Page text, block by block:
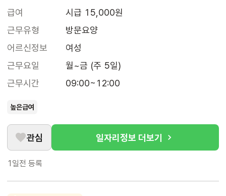
급여
시급 15,000원
근무유형
방문요양
어르신정보
여성
근무요일
월~금 (주 5일)
근무시간
09:00~12:00
높은급여
관심 일자리정보 더보기
1일전 등록